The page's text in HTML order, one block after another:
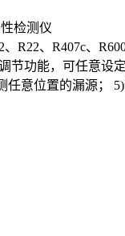
检测仪
R22、R407c、
节功能，可任意设
任意位置的漏源；